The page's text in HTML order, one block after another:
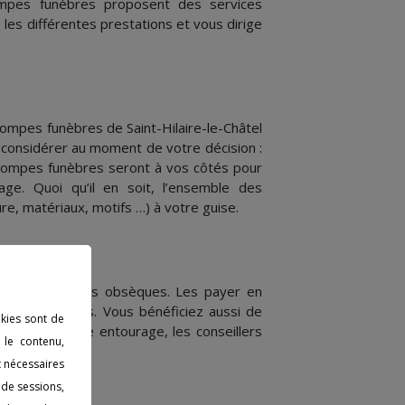
funèbres proposent des services
les différentes prestations et vous dirige
funèbres de Saint-Hilaire-le-Châtel
au moment de votre décision :
funèbres seront à vos côtés pour
Quoi qu’il en soit, l’ensemble des
matériaux, motifs …) à votre guise.
de ses obsèques. Les payer en
logistiques. Vous bénéficiez aussi de
de votre entourage, les conseillers
demandes.
sont de
contenu,
sessions,